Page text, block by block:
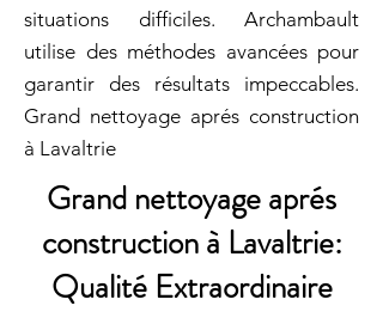
situations difficiles. Archambault
utilise des méthodes avancées pour
garantir des résultats impeccables.
Grand nettoyage aprés construction
à Lavaltrie
Grand nettoyage aprés
construction à Lavaltrie:
Qualité Extraordinaire